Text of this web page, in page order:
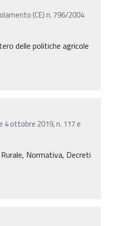
(CE) n. 796/2004
delle politiche agricole
4 ottobre 2019, n. 117 e
Normativa, Decreti